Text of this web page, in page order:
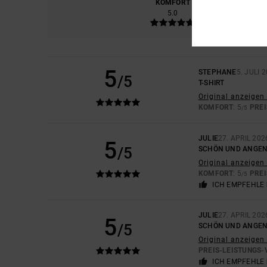
KOMFORT
5.0
5/5
STEPHANE5. JULI
T-SHIRT
Original anzeigen
KOMFORT: 5/5
5/5
JULIE27. APRIL
SCHÖN UND
Original anzeigen
KOMFORT: 5/5
ICH EMPFEHLE
5/5
JULIE27. APRIL
SCHÖN UND
Original anzeigen
PREIS-LEISTUNGS-
ICH EMPFEHLE